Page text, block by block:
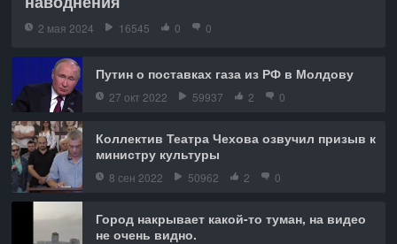
2 мая 2024 16545 0 0
Путин о поставках газа из РФ в Молдову
27 окт 2022 59937 2 0
Коллектив Театра Чехова озвучил призыв к
министру культуры
8 сен 2022 50962 2 0
Город накрывает какой-то туман, на видео
не очень видно.